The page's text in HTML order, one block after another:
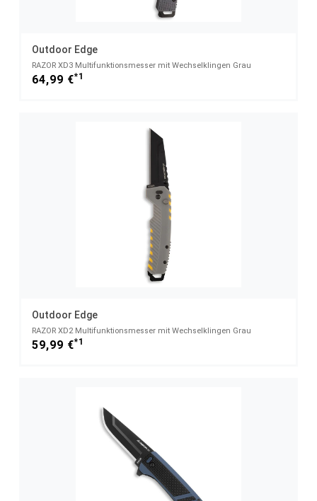
Outdoor Edge
RAZOR XD3 Multifunktionsmesser mit Wechselklingen Grau
64,99 €*1
Outdoor Edge
RAZOR XD2 Multifunktionsmesser mit Wechselklingen Grau
59,99 €*1